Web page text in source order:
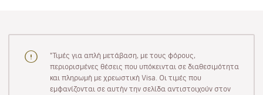
"Τιμές για απλή μετάβαση, με τους φόρους,
περιορισμένες θέσεις που υπόκεινται σε διαθεσιμότητα
και πληρωμή με χρεωστική Visa. Οι τιμές που
εμφανίζονται σε αυτήν την σελίδα αντιστοιχούν στον